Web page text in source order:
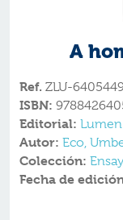
A
Ref. ZLU-
ISBN:
Editorial: Lumen
Autor: Eco,
Colección:
Fecha de